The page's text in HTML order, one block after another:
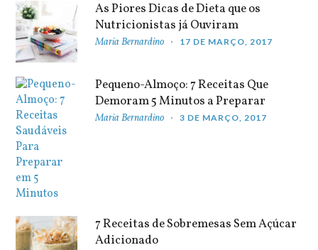
As Piores Dicas de Dieta que os
Nutricionistas já Ouviram
Maria Bernardino 17 DE MARÇO, 2017
Pequeno-Almoço: 7 Receitas Que
Demoram 5 Minutos a Preparar
Maria Bernardino 3 DE MARÇO, 2017
7 Receitas de Sobremesas Sem Açúcar
Adicionado